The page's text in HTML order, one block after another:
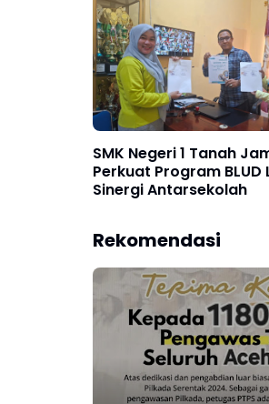
SMK Negeri 1 Tanah
Perkuat Program BLUD
Sinergi Antarsekolah
Rekomendasi